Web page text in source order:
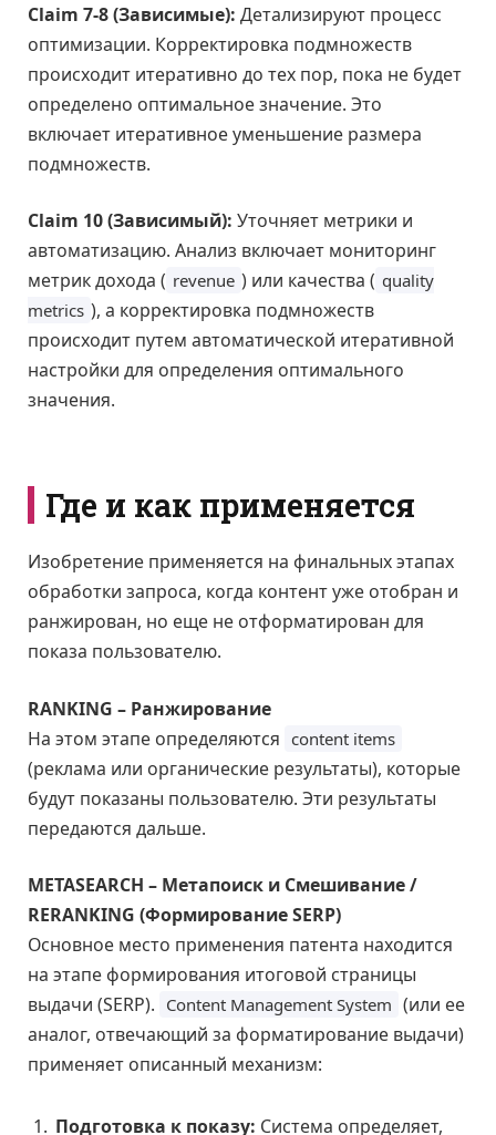
Claim 7-8 (Зависимые): Детализируют процесс
оптимизации. Корректировка подмножеств
происходит итеративно до тех пор, пока не будет
определено оптимальное значение. Это
включает итеративное уменьшение размера
подмножеств.
Claim 10 (Зависимый): Уточняет метрики и
автоматизацию. Анализ включает мониторинг
метрик дохода ( revenue ) или качества ( quality
metrics ), а корректировка подмножеств
происходит путем автоматической итеративной
настройки для определения оптимального
значения.
Где и как применяется
Изобретение применяется на финальных этапах
обработки запроса, когда контент уже отобран и
ранжирован, но еще не отформатирован для
показа пользователю.
RANKING – Ранжирование
На этом этапе определяются content items
(реклама или органические результаты), которые
будут показаны пользователю. Эти результаты
передаются дальше.
METASEARCH – Метапоиск и Смешивание /
RERANKING (Формирование SERP)
Основное место применения патента находится
на этапе формирования итоговой страницы
выдачи (SERP). Content Management System (или ее
аналог, отвечающий за форматирование выдачи)
применяет описанный механизм:
Подготовка к показу: Система определяет,